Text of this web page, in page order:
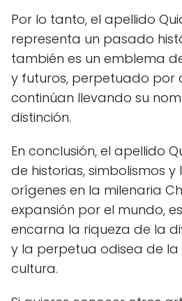
Por lo tanto, el apellido
representa un pasado
también es un emblema
y futuros, perpetuado por
continúan llevando su
distinción.
En conclusión, el apellido
de historias, simbolismos y
orígenes en la milenaria
expansión por el mundo,
encarna la riqueza de la
y la perpetua odisea de
cultura.